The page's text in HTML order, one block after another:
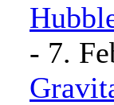
- 7.